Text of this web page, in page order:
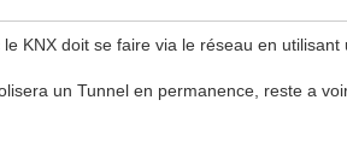
KNX doit se faire via le réseau en utilisant
un Tunnel en permanence, reste a